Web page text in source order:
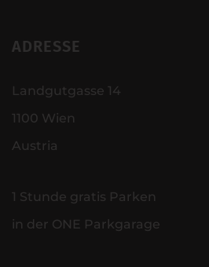
ADRESSE
Landgutgasse 14
1100 Wien
Austria
1 Stunde gratis Parken
in der ONE Parkgarage